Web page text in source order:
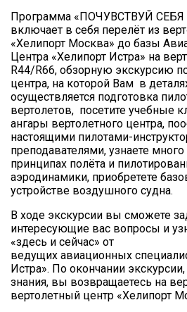
Программа «ПОЧУВСТВУЙ
включает в себя перелёт из
«Хелипорт Москва» до базы
Центра «Хелипорт Истра» на
R44/R66, обзорную экскурсию
центра, на которой Вам в
осуществляется подготовка
вертолетов, посетите учебные
ангары вертолетного центра,
настоящими пилотами-
преподавателями, узнаете
принципах полёта и
аэродинамики, приобретете
устройстве воздушного судна.
В ходе экскурсии вы сможете
интересующие вас вопросы и
«здесь и сейчас» от
ведущих авиационных
Истра». По окончании
знания, вы возвращаетесь на
вертолетный центр «Хелипорт